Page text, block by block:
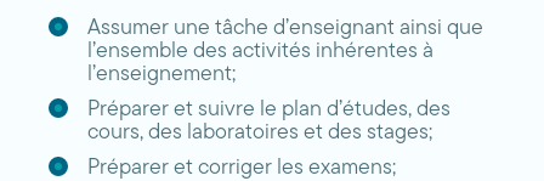
Assumer une tâche d’enseignant ainsi que
l’ensemble des activités inhérentes à
l’enseignement;
Préparer et suivre le plan d’études, des
cours, des laboratoires et des stages;
Préparer et corriger les examens;